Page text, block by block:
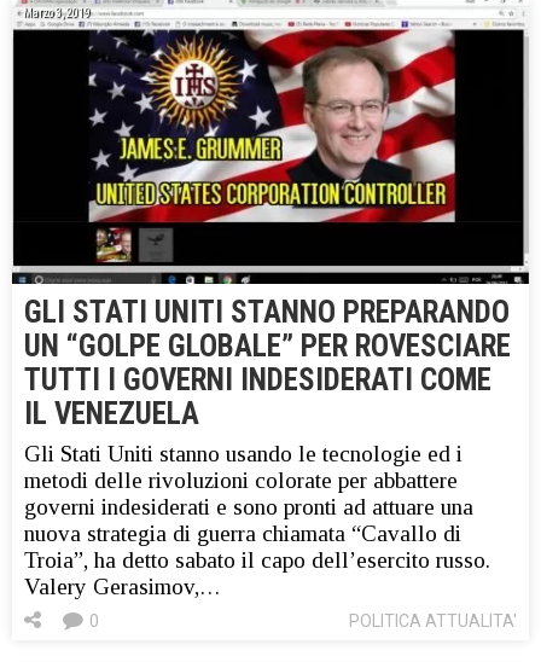
Marzo 3, 2019
GLI STATI UNITI STANNO PREPARANDO
UN “GOLPE GLOBALE” PER ROVESCIARE
TUTTI I GOVERNI INDESIDERATI COME
IL VENEZUELA
Gli Stati Uniti stanno usando le tecnologie ed i
metodi delle rivoluzioni colorate per abbattere
governi indesiderati e sono pronti ad attuare una
nuova strategia di guerra chiamata “Cavallo di
Troia”, ha detto sabato il capo dell’esercito russo.
Valery Gerasimov,…
POLITICA ATTUALITA'
0